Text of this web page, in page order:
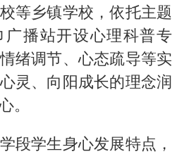
等乡镇学校，依托主题
播站开设心理科普专
绪调节、心态疏导等实
灵、向阳成长的理念润
。
段学生身心发展特点，